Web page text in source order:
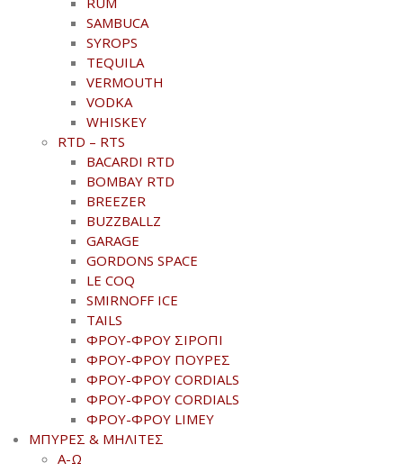
SAMBUCA
SYROPS
TEQUILA
VERMOUTH
VODKA
WHISKEY
RTD – RTS
BACARDI RTD
BOMBAY RTD
BREEZER
BUZZBALLZ
GARAGE
GORDONS SPACE
LE COQ
SMIRNOFF ICE
TAILS
ΦΡΟΥ-ΦΡΟΥ ΣΙΡΟΠΙ
ΦΡΟΥ-ΦΡΟΥ ΠΟΥΡΕΣ
ΦΡΟΥ-ΦΡΟΥ CORDIALS
ΦΡΟΥ-ΦΡΟΥ CORDIALS
ΦΡΟΥ-ΦΡΟΥ LIMEY
ΜΠΥΡΕΣ & ΜΗΛΙΤΕΣ
Α-Ω